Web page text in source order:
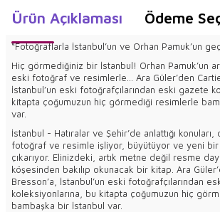
Ürün Açıklaması Ödeme
“Fotoğraflarla İstanbul’un ve Orhan Pamuk’un
Hiç görmediğiniz bir İstanbul! Orhan Pamuk’un
eski fotoğraf ve resimlerle... Ara Güler’den
İstanbul’un eski fotoğrafçılarından eski gazete
kitapta çoğumuzun hiç görmediği resimlerle
var.
İstanbul - Hatıralar ve Şehir’de anlattığı
fotoğraf ve resimle işliyor, büyütüyor ve yeni bir
çıkarıyor. Elinizdeki, artık metne değil resme
köşesinden bakılıp okunacak bir kitap. Ara
Bresson’a, İstanbul’un eski fotoğrafçılarından
koleksiyonlarına, bu kitapta çoğumuzun hiç
bambaşka bir İstanbul var.